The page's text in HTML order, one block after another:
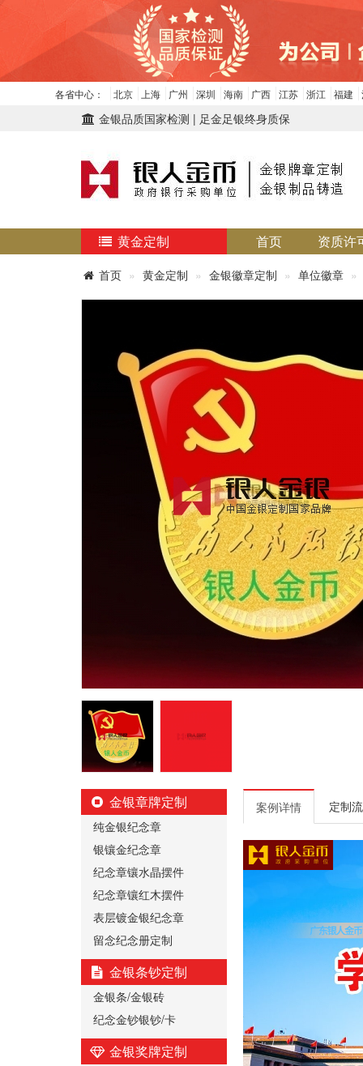
各省中心： 北京 上海 广州 深圳 海南 广西 江苏 浙江 福建
金银品质国家检测 | 足金足银终身质保
黄金定制 首页 资质许
首页 黄金定制 金银徽章定制 单位徽章
金银章牌定制
纯金银纪念章
银镶金纪念章
纪念章镶水晶摆件
纪念章镶红木摆件
表层镀金银纪念章
留念纪念册定制
金银条钞定制
金银条/金银砖
纪念金钞银钞/卡
金银奖牌定制
案例详情 定制